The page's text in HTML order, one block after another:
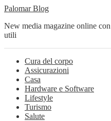
Palomar Blog
New media magazine online
utili
Cura del corpo
Assicurazioni
Casa
Hardware e Software
Lifestyle
Turismo
Salute